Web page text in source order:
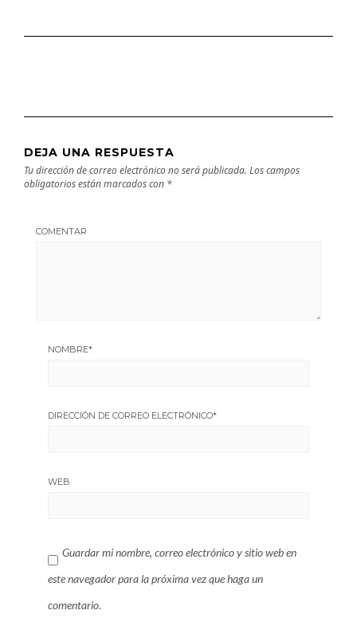
DEJA UNA RESPUESTA
Tu dirección de correo electrónico no será publicada. Los campos
obligatorios están marcados con *
COMENTAR
NOMBRE*
DIRECCIÓN DE CORREO ELECTRÓNICO*
WEB
Guardar mi nombre, correo electrónico y sitio web en
este navegador para la próxima vez que haga un
comentario.